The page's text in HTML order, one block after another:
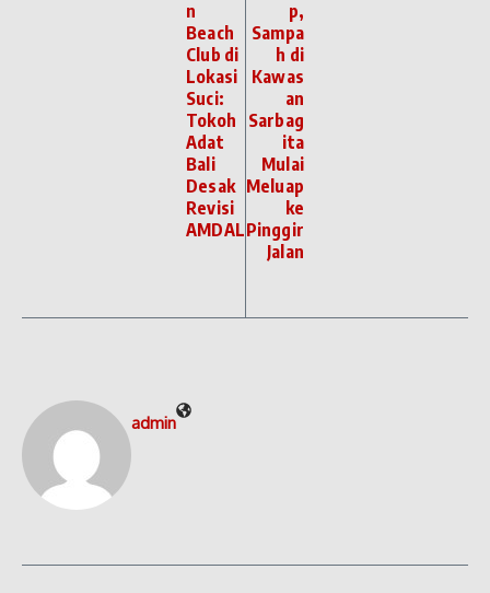
n
Beach
Club di
Lokasi
Suci:
Tokoh
Adat
Bali
Desak
Revisi
AMDAL
p,
Sampa
h di
Kawas
an
Sarbag
ita
Mulai
Meluap
ke
Pinggir
Jalan
admin